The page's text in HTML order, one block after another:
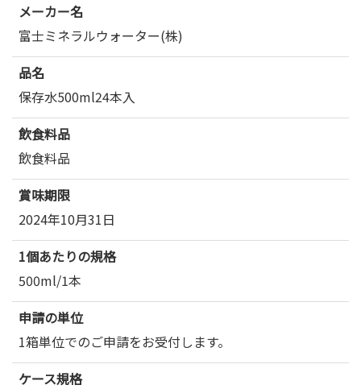
メーカー名
富士ミネラルウォーター(株)
品名
保存水500ml24本入
飲食料品
飲食料品
賞味期限
2024年10月31日
1個あたりの規格
500ml/1本
申請の単位
1箱単位でのご申請をお受付します。
ケース規格